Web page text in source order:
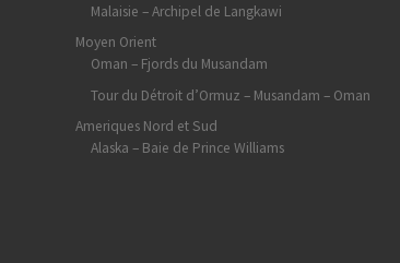
Malaisie – Archipel de Langkawi
Moyen Orient
Oman – Fjords du Musandam
Tour du Détroit d’Ormuz – Musandam – Oman
Ameriques Nord et Sud
Alaska – Baie de Prince Williams